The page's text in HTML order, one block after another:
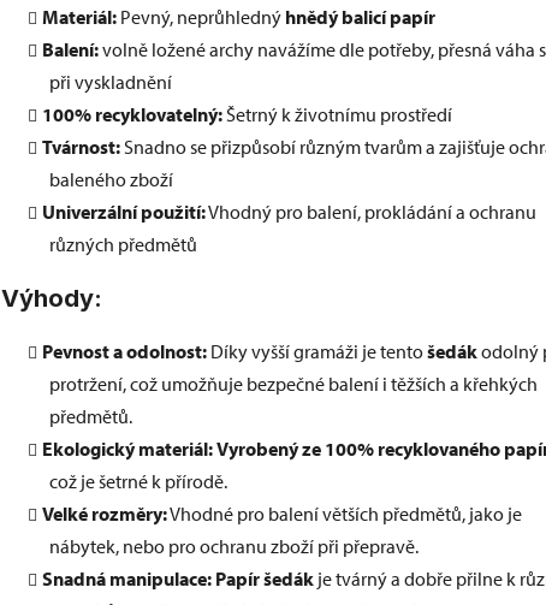
Materiál: Pevný, neprůhledný hnědý balicí papír
Balení:volně ložené archy navážíme dle potřeby, přesná váha
při vyskladnění
100% recyklovatelný: Šetrný k životnímu prostředí
Tvárnost: Snadno se přizpůsobí různým tvarům a zajišťuje
baleného zboží
Univerzální použití:Vhodný pro balení, prokládání a ochranu
různých předmětů
Výhody:
Pevnost a odolnost: Díky vyšší gramáži je tentošedákodolný
protržení, což umožňuje bezpečné balení i těžších a křehkých
předmětů.
Ekologický materiál:Vyrobený ze 100% recyklovaného
což je šetrné k přírodě.
Velké rozměry:Vhodné pro balení větších předmětů, jako je
nábytek, nebo pro ochranu zboží při přepravě.
Snadná manipulace: Papír šedák je tvárný a dobře přilne k